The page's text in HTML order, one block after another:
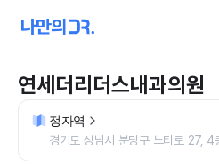
연세더리더스내과의원
정자역
경기도 성남시 분당구 느티로 27, 4